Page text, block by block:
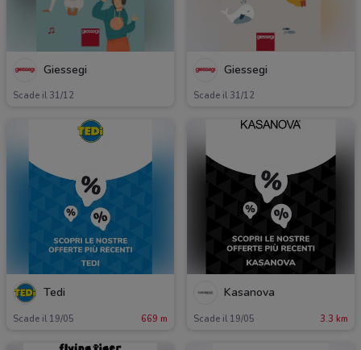
Giessegi
Scade il 31/12
Giessegi
Scade il 31/12
Tedi
Scade il 19/05 669 m
Kasanova
Scade il 19/05 3.3 km